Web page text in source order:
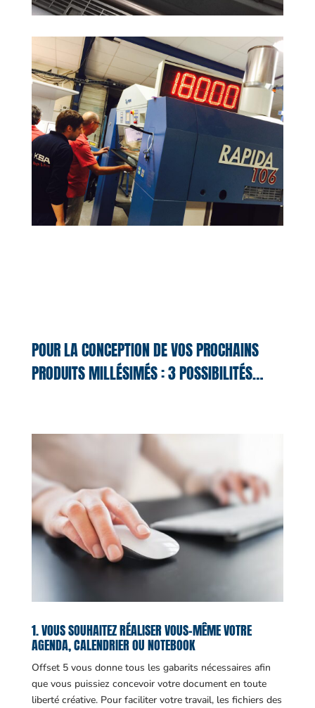
POUR LA CONCEPTION DE VOS PROCHAINS
PRODUITS MILLÉSIMÉS : 3 POSSIBILITÉS…
1. VOUS SOUHAITEZ RÉALISER VOUS-MÊME VOTRE
AGENDA, CALENDRIER OU NOTEBOOK
Offset 5 vous donne tous les gabarits nécessaires afin
que vous puissiez concevoir votre document en toute
liberté créative. Pour faciliter votre travail, les fichiers des